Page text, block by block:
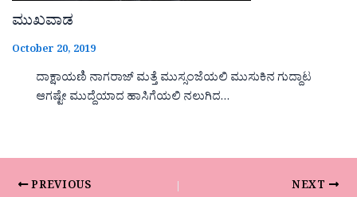
ಮುಖವಾಡ
October 20, 2019
ದಾಕ್ಷಾಯಣಿ ನಾಗರಾಜ್ ಮತ್ತೆ ಮುಸ್ಸಂಜೆಯಲಿ ಮುಸುಕಿನ ಗುದ್ದಾಟ
ಆಗಷ್ಟೇ ಮುದ್ದೆಯಾದ ಹಾಸಿಗೆಯಲಿ ನಲುಗಿದ…
PREVIOUS NEXT